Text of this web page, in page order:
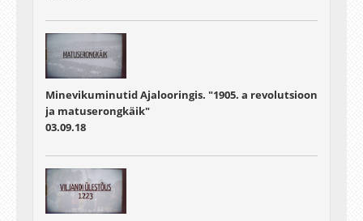
Minevikuminutid Ajalooringis. "1905. a revolutsioon
ja matuserongkäik"
03.09.18